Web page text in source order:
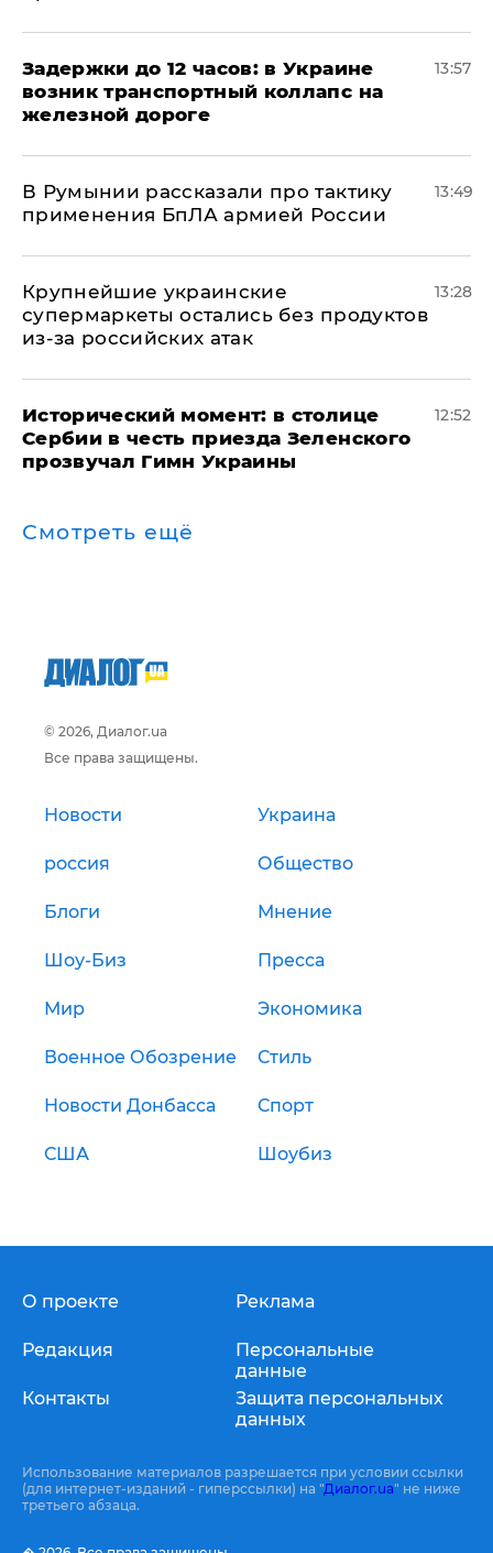
Задержки до 12 часов: в Украине
возник транспортный коллапс на
железной дороге
13:57
В Румынии рассказали про тактику
применения БпЛА армией России
13:49
Крупнейшие украинские
супермаркеты остались без продуктов
из-за российских атак
13:28
Исторический момент: в столице
Сербии в честь приезда Зеленского
прозвучал Гимн Украины
12:52
Смотреть ещё
© 2026, Диалог.ua
Все права защищены.
Новости Украина
россия Общество
Блоги Мнение
Шоу-Биз Пресса
Мир Экономика
Военное Обозрение Стиль
Новости Донбасса Спорт
США Шоубиз
О проекте
Редакция
Контакты
Реклама
Персональные
данные
Защита персональных
данных
Использование материалов разрешается при условии ссылки
(для интернет-изданий - гиперссылки) на "Диалог.ua" не ниже
третьего абзаца.